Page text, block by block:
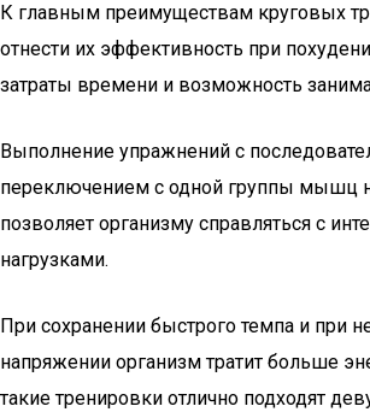
К главным преимуществам круговых
отнести их эффективность при
затраты времени и возможность
Выполнение упражнений с
переключением с одной группы мышц
позволяет организму справляться с
нагрузками.
При сохранении быстрого темпа и при
напряжении организм тратит больше
такие тренировки отлично подходят